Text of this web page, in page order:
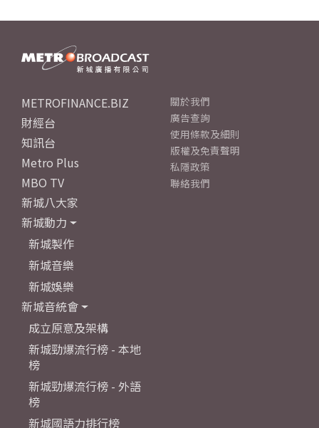
METROFINANCE.BIZ
財經台
知訊台
Metro Plus
MBO TV
新城八大家
新城動力
新城製作
新城音樂
新城娛樂
新城音統會
成立原意及架構
新城勁爆流行榜 - 本地
榜
新城勁爆流行榜 - 外語
榜
新城國語力排行榜
關於我們
廣告查詢
使用條款及細則
版權及免責聲明
私隱政策
聯絡我們